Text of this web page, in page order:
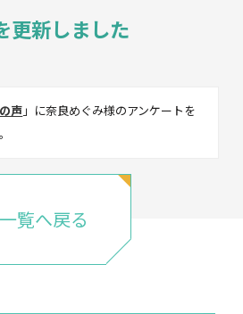
更新しました
声 」に奈良めぐみ様のアンケートを
一覧へ戻る